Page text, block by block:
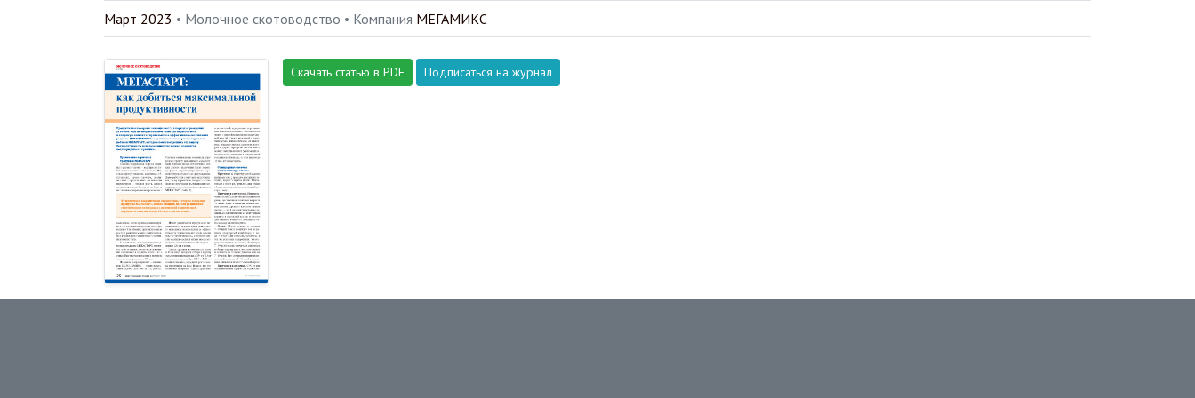
Март 2023 • Молочное скотоводство • Компания МЕГАМИКС
Скачать статью в PDF Подписаться на журнал